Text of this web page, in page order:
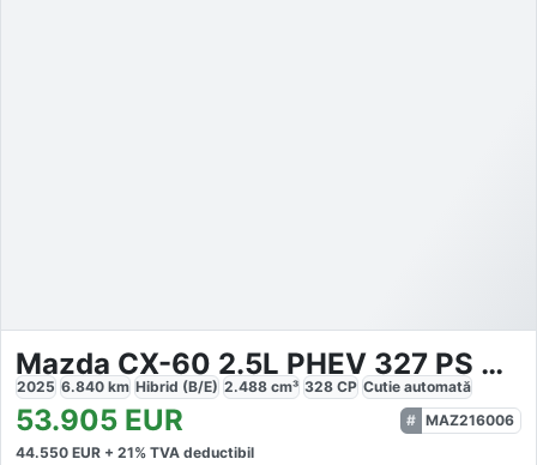
Mazda CX-60 2.5L PHEV 327 PS HOMURA PLUS
2025 6.840 km Hibrid (B/E) 2.488 cm³ 328 CP Cutie automată
53.905 EUR
MAZ216006
44.550 EUR + 21% TVA deductibil